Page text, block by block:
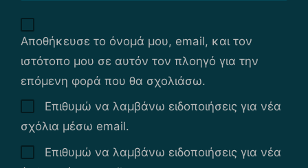
Αποθήκευσε το όνομά μου, email, και τον
ιστότοπο μου σε αυτόν τον πλοηγό για την
επόμενη φορά που θα σχολιάσω.
Επιθυμώ να λαμβάνω ειδοποιήσεις για νέα
σχόλια μέσω email.
Επιθυμώ να λαμβάνω ειδοποιήσεις για νέα